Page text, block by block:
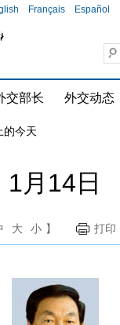
Français Español
交部长 外交动态
的今天
1月14日
大 小 】 打印